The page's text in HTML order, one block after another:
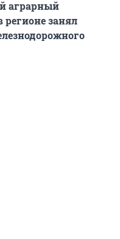
аграрный
регионе занял